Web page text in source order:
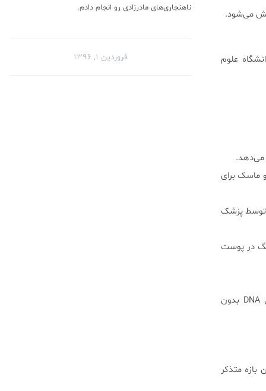
می‌شود.
علوم
ماسک برای
توسط پزشک
در پوست
بیماری‌های ژنتیکی مستعد: مشکل در ترمیم DNA در بیماری گزرودرما پیگمانتازوم شکست دائمی DNA بدون
متذکر
ناهنجاری‌های مادرزادی رو انجام دادم.
فروردین ۱, ۱۳۹۶